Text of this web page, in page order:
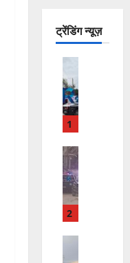
ट्रेंडिंग न्यूज़
1
2